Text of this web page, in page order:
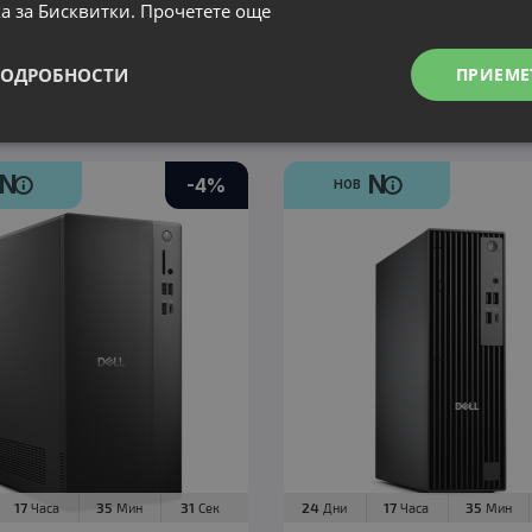
N
Сек
Компютър Dell Pro Slim Essential
926.00 €
Компютър Lenovo ThinkCentre
€
1,811.10 лв.
N -4%
17 Часа 35 Мин 30 Сек
НОВ N
24 Дни 17 Часа 35 Мин
за Бисквитки. Прочетете още